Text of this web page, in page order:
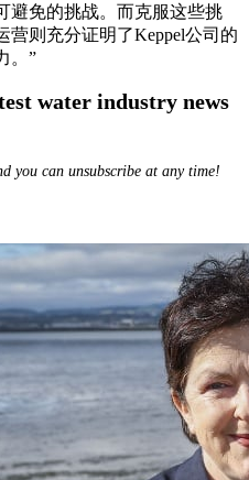
避免的挑战。而克服这些挑
则充分证明了Keppel公司的
。”
water industry news
you can unsubscribe at any time!